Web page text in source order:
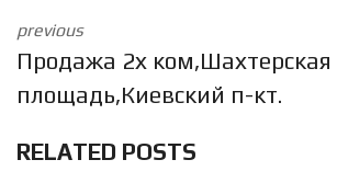
previous
Продажа 2х ком,Шахтерская
площадь,Киевский п-кт.
RELATED POSTS